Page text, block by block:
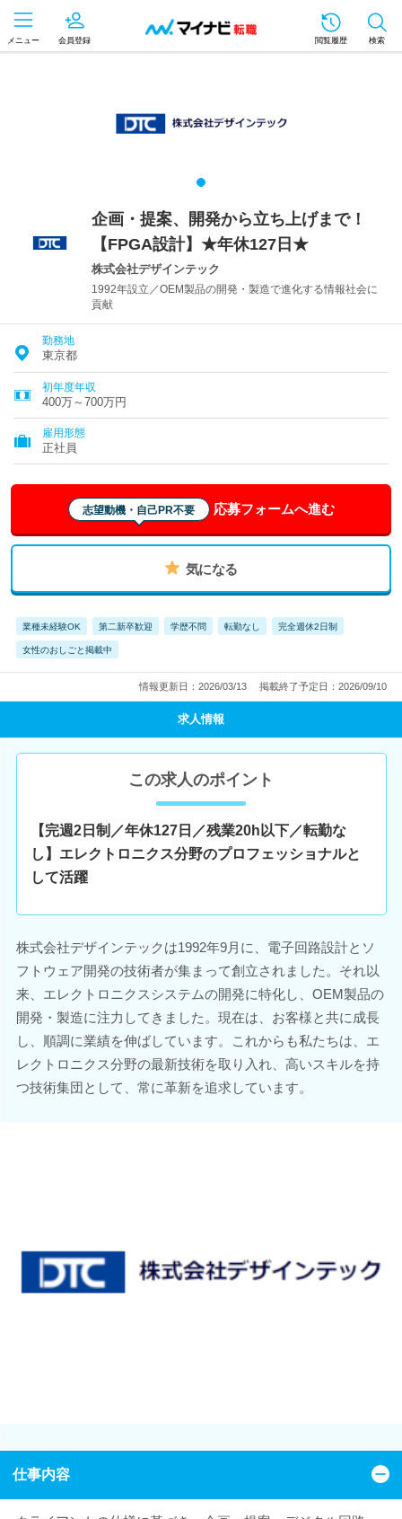
メニュー 会員登録 閲覧履歴 検索
企画・提案、開発から立ち上げまで！
【FPGA設計】★年休127日★
株式会社デザインテック
1992年設立／OEM製品の開発・製造で進化する情報社会に
貢献
勤務地
東京都
初年度年収
400万～700万円
雇用形態
正社員
志望動機・自己PR不要 応募フォームへ進む
気になる
業種未経験OK 第二新卒歓迎 学歴不問 転勤なし 完全週休2日制
女性のおしごと掲載中
情報更新日：2026/03/13 掲載終了予定日：2026/09/10
求人情報
この求人のポイント
【完週2日制／年休127日／残業20h以下／転勤な
し】エレクトロニクス分野のプロフェッショナルと
して活躍
株式会社デザインテックは1992年9月に、電子回路設計とソ
フトウェア開発の技術者が集まって創立されました。それ以
来、エレクトロニクスシステムの開発に特化し、OEM製品の
開発・製造に注力してきました。現在は、お客様と共に成長
し、順調に業績を伸ばしています。これからも私たちは、エ
レクトロニクス分野の最新技術を取り入れ、高いスキルを持
つ技術集団として、常に革新を追求しています。
仕事内容